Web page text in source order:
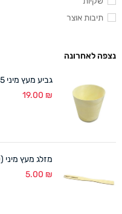
תיבות אוצר
נצפה לאחרונה
גביע מעץ מיני 6/4.5 ס"מ (50 יח')
19.00 ₪
מזלג מעץ מיני (50 יח)
5.00 ₪